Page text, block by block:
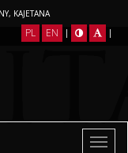
KAJETANA
PL EN | |